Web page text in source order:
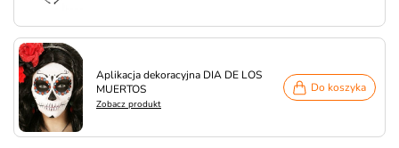
Aplikacja dekoracyjna DIA DE LOS
MUERTOS
Zobacz produkt
Do koszyka